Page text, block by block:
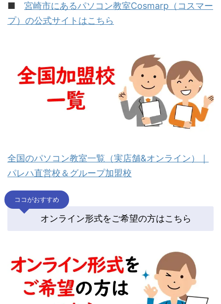
■ 宮崎市にあるパソコン教室Cosmarp（コスマー
プ）の公式サイトはこちら
全国のパソコン教室一覧（実店舗&オンライン）｜
パレハ直営校＆グループ加盟校
ココがおすすめ
オンライン形式をご希望の方はこちら